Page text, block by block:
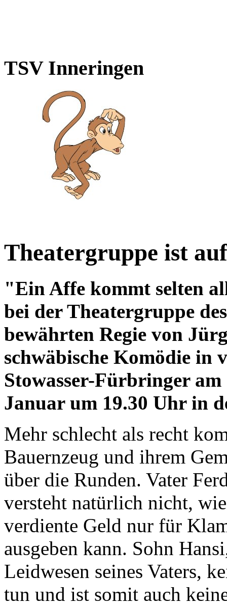
TSV Inneringen
Theatergruppe ist
"Ein Affe kommt selten
bei der Theatergruppe
bewährten Regie von
schwäbische Komödie in
Stowasser-Fürbringer
Januar um 19.30 Uhr in
Mehr schlecht als recht
Bauernzeug und ihrem
über die Runden. Vater
versteht natürlich nicht,
verdiente Geld nur für
ausgeben kann. Sohn
Leidwesen seines Vaters,
tun und ist somit auch